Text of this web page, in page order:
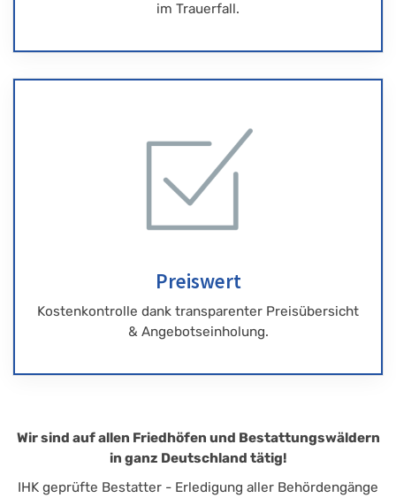
im Trauerfall.
Preiswert
Kostenkontrolle dank transparenter Preisübersicht
& Angebotseinholung.
Wir sind auf allen Friedhöfen und Bestattungswäldern
in ganz Deutschland tätig!
IHK geprüfte Bestatter - Erledigung aller Behördengänge